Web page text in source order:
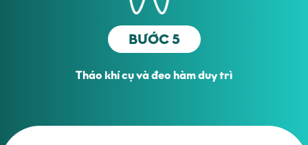
BƯỚC 5
Tháo khí cụ và đeo hàm duy trì